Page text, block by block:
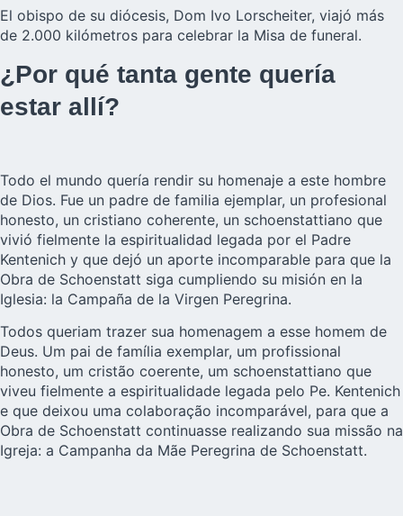
El obispo de su diócesis, Dom Ivo Lorscheiter, viajó más
de 2.000 kilómetros para celebrar la Misa de funeral.
¿Por qué tanta gente quería
estar allí?
Todo el mundo quería rendir su homenaje a este hombre
de Dios. Fue un padre de familia ejemplar, un profesional
honesto, un cristiano coherente, un schoenstattiano que
vivió fielmente la espiritualidad legada por el Padre
Kentenich y que dejó un aporte incomparable para que la
Obra de Schoenstatt siga cumpliendo su misión en la
Iglesia: la Campaña de la Virgen Peregrina.
Todos queriam trazer sua homenagem a esse homem de
Deus. Um pai de família exemplar, um profissional
honesto, um cristão coerente, um schoenstattiano que
viveu fielmente a espiritualidade legada pelo Pe. Kentenich
e que deixou uma colaboração incomparável, para que a
Obra de Schoenstatt continuasse realizando sua missão na
Igreja: a Campanha da Mãe Peregrina de Schoenstatt.